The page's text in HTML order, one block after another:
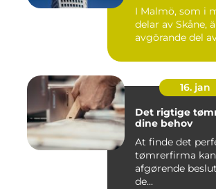
I Malmö, som i
delar av Skåne,
avgörande del
16. jan
Det rigtige
dine behov
At finde det
tømrerfirma
afgørende
de...